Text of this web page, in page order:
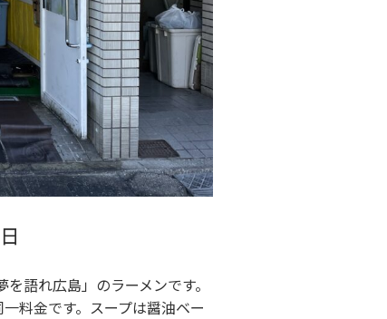
語れ広島」のラーメンです。
料金です。スープは醤油ベー